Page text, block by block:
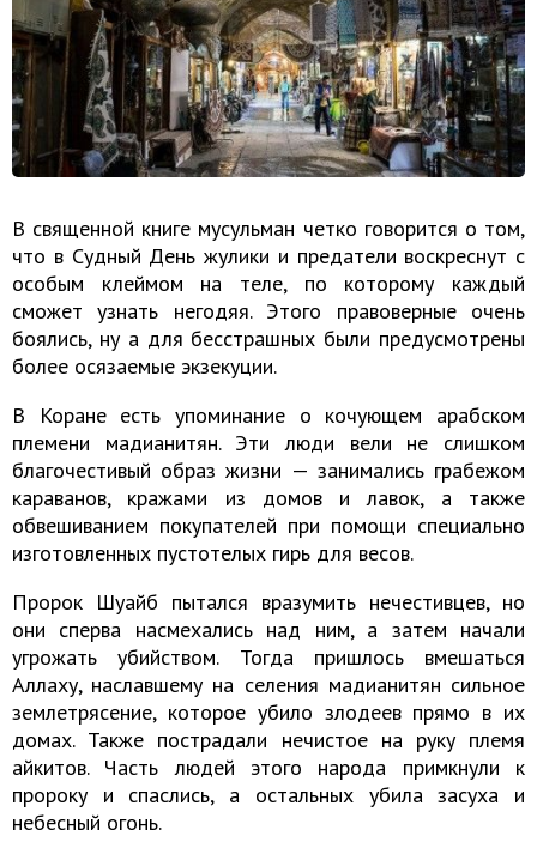
В священной книге мусульман четко говорится о том,
что в Судный День жулики и предатели воскреснут с
особым клеймом на теле, по которому каждый
сможет узнать негодяя. Этого правоверные очень
боялись, ну а для бесстрашных были предусмотрены
более осязаемые экзекуции.
В Коране есть упоминание о кочующем арабском
племени мадианитян. Эти люди вели не слишком
благочестивый образ жизни — занимались грабежом
караванов, кражами из домов и лавок, а также
обвешиванием покупателей при помощи специально
изготовленных пустотелых гирь для весов.
Пророк Шуайб пытался вразумить нечестивцев, но
они сперва насмехались над ним, а затем начали
угрожать убийством. Тогда пришлось вмешаться
Аллаху, наславшему на селения мадианитян сильное
землетрясение, которое убило злодеев прямо в их
домах. Также пострадали нечистое на руку племя
айкитов. Часть людей этого народа примкнули к
пророку и спаслись, а остальных убила засуха и
небесный огонь.